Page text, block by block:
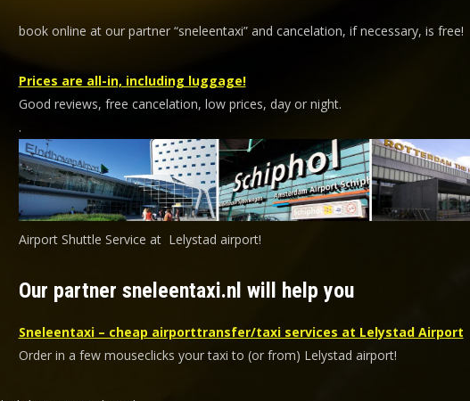
book online at our partner “sneleentaxi” and cancelation, if necessary, is free!
Prices are all-in, including luggage!
Good reviews, free cancelation, low prices, day or night.
.
Airport Shuttle Service at Lelystad airport!
Our partner sneleentaxi.nl will help you
Sneleentaxi – cheap airporttransfer/taxi services at Lelystad Airport
Order in a few mouseclicks your taxi to (or from) Lelystad airport!